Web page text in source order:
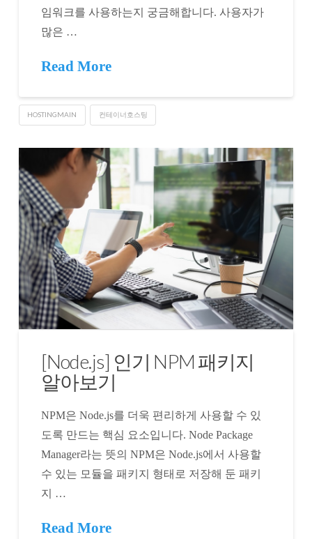
임워크를 사용하는지 궁금해합니다. 사용자가
많은 …
Read More
HOSTINGMAIN 컨테이너호스팅
[Node.js] 인기 NPM 패키지
알아보기
NPM은 Node.js를 더욱 편리하게 사용할 수 있
도록 만드는 핵심 요소입니다. Node Package
Manager라는 뜻의 NPM은 Node.js에서 사용할
수 있는 모듈을 패키지 형태로 저장해 둔 패키
지 …
Read More